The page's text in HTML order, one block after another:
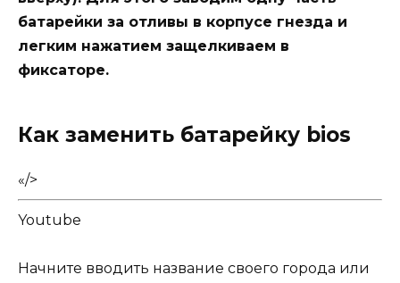
батарейки за отливы в корпусе гнезда и
легким нажатием защелкиваем в
фиксаторе.
Как заменить батарейку bios
«/>
Youtube
Начните вводить название своего города или